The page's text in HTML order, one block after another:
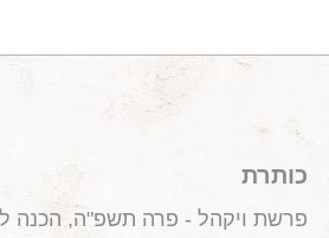
המלצות יין לְ שַׁבָּת
חדשות ועדכונים
צור קשר
כותרת
פרשת ויקהל - פרה תשפ"ה, הכנה